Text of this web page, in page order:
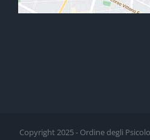
Copyright 2025 - Ordine degli